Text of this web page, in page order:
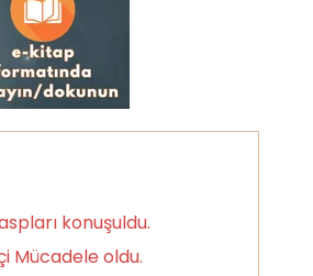
konuşuldu.
Mücadele oldu.